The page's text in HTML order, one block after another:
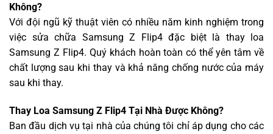
Không?
Với đội ngũ kỹ thuật viên có nhiều năm kinh nghiệm trong
việc sửa chữa Samsung Z Flip4 đặc biệt là thay loa
Samsung Z Flip4. Quý khách hoàn toàn có thể yên tâm về
chất lượng sau khi thay và khả năng chống nước của máy
sau khi thay.
Thay Loa Samsung Z Flip4 Tại Nhà Được Không?
Ban đầu dịch vụ tại nhà của chúng tôi chỉ áp dụng cho các